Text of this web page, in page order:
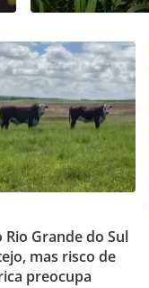
Rio Grande do Sul
mas risco de
preocupa